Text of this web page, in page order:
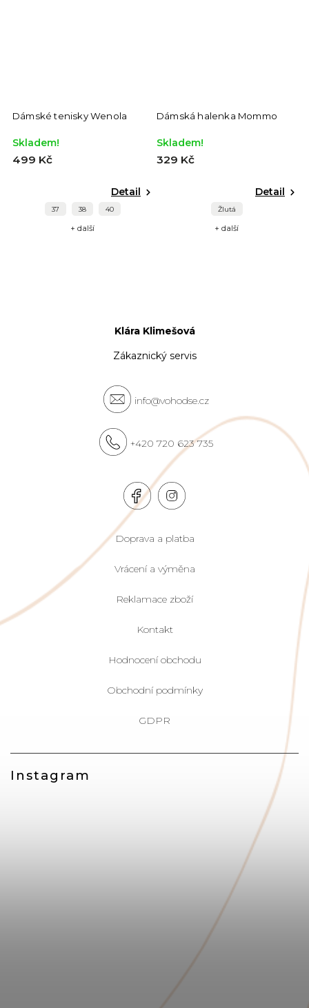
Dámské tenisky Wenola
Skladem!
499 Kč
Detail
37 38 40
+ další
Dámská halenka Mommo
Skladem!
329 Kč
Detail
Žlutá
+ další
Instagram
Klára Klimešová
Zákaznický servis
info@vohodse.cz
+420 720 623 735
Doprava a platba
Vrácení a výměna
Reklamace zboží
Kontakt
Hodnocení obchodu
Obchodní podmínky
GDPR